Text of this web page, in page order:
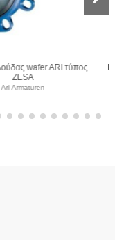
Βάνα πεταλούδας lug ARI